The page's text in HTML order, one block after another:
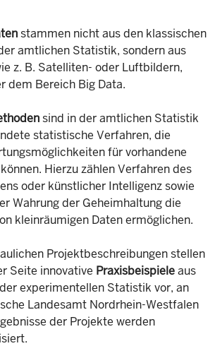
stammen nicht aus den klassischen
amtlichen Statistik, sondern aus
z. B. Satelliten- oder Luftbildern,
dem Bereich Big Data.
sind in der amtlichen Statistik
statistische Verfahren, die
für vorhandene
Hierzu zählen Verfahren des
oder künstlicher Intelligenz sowie
Wahrung der Geheimhaltung die
kleinräumigen Daten ermöglichen.
Projektbeschreibungen stellen
Seite innovative Praxisbeispieleaus
experimentellen Statistik vor, an
Landesamt Nordrhein-Westfalen
der Projekte werden